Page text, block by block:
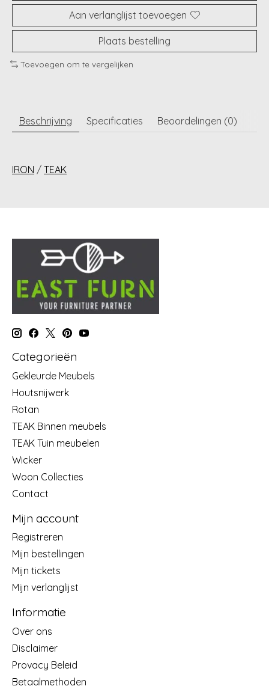
Aan verlanglijst toevoegen
Plaats bestelling
Toevoegen om te vergelijken
Beschrijving Specificaties Beoordelingen (0)
IRON / TEAK
Categorieën
Gekleurde Meubels
Houtsnijwerk
Rotan
TEAK Binnen meubels
TEAK Tuin meubelen
Wicker
Woon Collecties
Contact
Mijn account
Registreren
Mijn bestellingen
Mijn tickets
Mijn verlanglijst
Informatie
Over ons
Disclaimer
Provacy Beleid
Betaalmethoden